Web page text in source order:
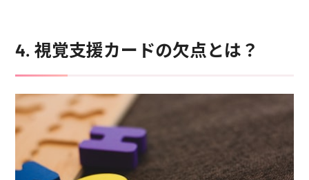
4. 視覚支援カードの欠点とは？